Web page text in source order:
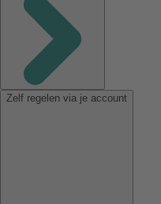
Zelf regelen via je account